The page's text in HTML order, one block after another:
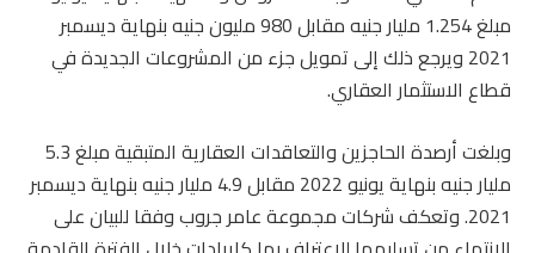
مبلغ 1.254 مليار جنيه مقابل 980 مليون جنيه بنهاية ديسمبر
2021 ويرجع ذلك إلى تمويل جزء من المشروعات الجديدة في
قطاع الاستثمار العقاري.
وبلغت أرصدة الحاجزين والتعاقدات العقارية المتبقية مبلغ 5.3
مليار جنيه بنهاية يونيو 2022 مقابل 4.9 مليار جنيه بنهاية ديسمبر
2021. وتعكف شركات مجموعة عامر جروب وفقا للبيان على